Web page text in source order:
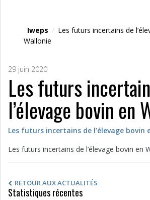
Iweps / Les futurs incertains de
Wallonie
29 juin 2020
Les futurs
l’élevage bovin en
Les futurs incertains de l’élevage bovin
Les futurs incertains de l’élevage bovin en
RETOUR AUX ACTUALITÉS
Statistiques récentes